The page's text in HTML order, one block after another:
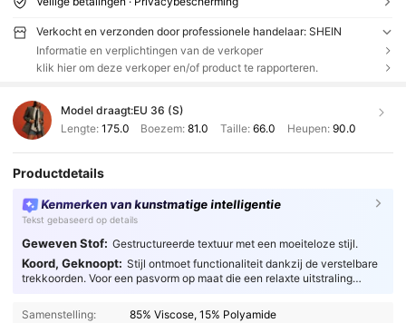
Verkocht en verzonden door professionele handelaar: SHEIN
Informatie en verplichtingen van de verkoper
klik hier om deze verkoper en/of product te rapporteren.
Model draagt:EU 36 (S)
Lengte: 175.0 Boezem:81.0 Taille: 66.0 Heupen: 90.0
Productdetails
Kenmerken van kunstmatige intelligentie
Tekst gebaseerd op details
Geweven Stof: Gestructureerde textuur met een moeiteloze stijl.
Koord, Geknoopt: Stijl ontmoet functionaliteit dankzij de verstelbare
trekkoorden. Voor een pasvorm op maat die een relaxte uitstraling
Samenstelling:
85% Viscose, 15% Polyamide